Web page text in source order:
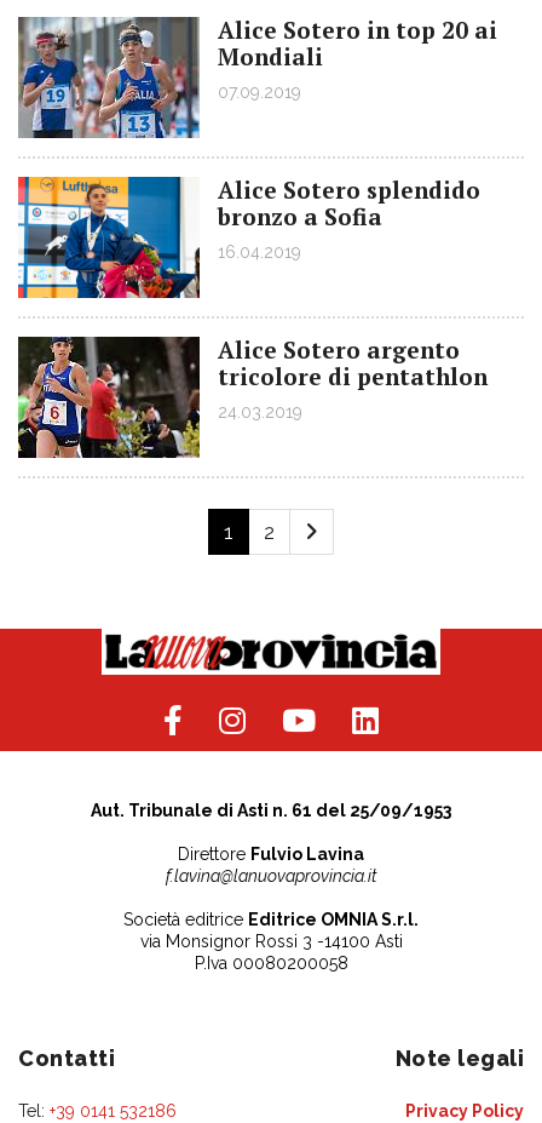
Alice Sotero in top 20 ai
Mondiali
07.09.2019
Alice Sotero splendido
bronzo a Sofia
16.04.2019
Alice Sotero argento
tricolore di pentathlon
24.03.2019
1 2
Aut. Tribunale di Asti n. 61 del 25/09/1953
Direttore Fulvio Lavina
f.lavina@lanuovaprovincia.it
Società editrice Editrice OMNIA S.r.l.
via Monsignor Rossi 3 -14100 Asti
P.Iva 00080200058
Contatti
Tel: +39 0141 532186
Note legali
Privacy Policy